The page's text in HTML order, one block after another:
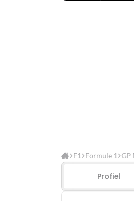
F1 Formule 1 GP
Profiel